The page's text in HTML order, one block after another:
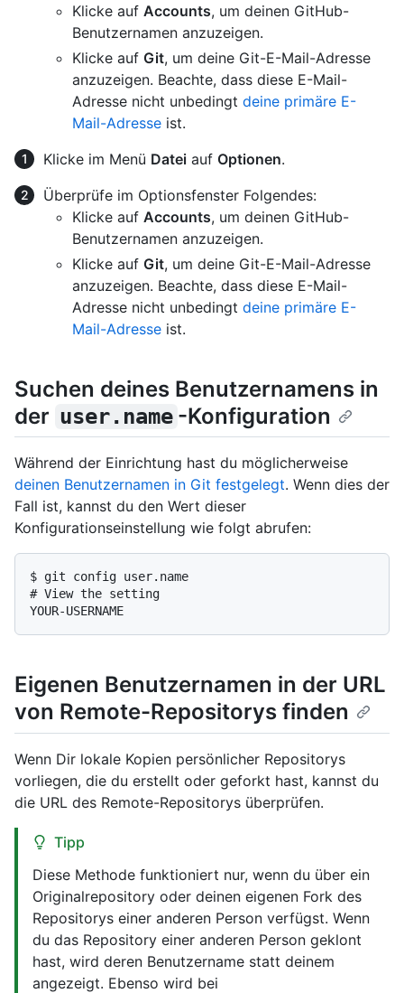
Klicke auf Accounts, um deinen GitHub-
Benutzernamen anzuzeigen.
Klicke auf Git, um deine Git-E-Mail-Adresse
anzuzeigen. Beachte, dass diese E-Mail-
Adresse nicht unbedingt deine primäre E-
Mail-Adresse ist.
Klicke im Menü Datei auf Optionen.
Überprüfe im Optionsfenster Folgendes:
Klicke auf Accounts, um deinen GitHub-
Benutzernamen anzuzeigen.
Klicke auf Git, um deine Git-E-Mail-Adresse
anzuzeigen. Beachte, dass diese E-Mail-
Adresse nicht unbedingt deine primäre E-
Mail-Adresse ist.
Suchen deines Benutzernamens in
der user.name -Konfiguration
Während der Einrichtung hast du möglicherweise
deinen Benutzernamen in Git festgelegt. Wenn dies der
Fall ist, kannst du den Wert dieser
Konfigurationseinstellung wie folgt abrufen:
$ git config user.name
# View the setting
Eigenen Benutzernamen in der URL
von Remote-Repositorys finden
Wenn Dir lokale Kopien persönlicher Repositorys
vorliegen, die du erstellt oder geforkt hast, kannst du
die URL des Remote-Repositorys überprüfen.
Tipp
Diese Methode funktioniert nur, wenn du über ein
Originalrepository oder deinen eigenen Fork des
Repositorys einer anderen Person verfügst. Wenn
du das Repository einer anderen Person geklont
hast, wird deren Benutzername statt deinem
angezeigt. Ebenso wird bei